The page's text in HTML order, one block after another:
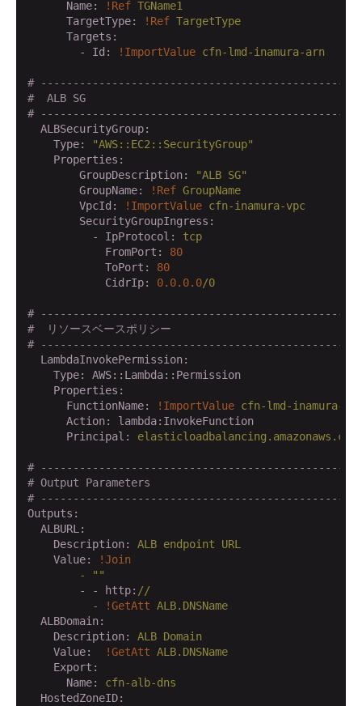
      Name:
!Ref TGName1
      TargetType:
!Ref TargetType
      Targets:
        - Id:
!ImportValue cfn-lmd-inamura-arn
#
#  ALB SG
#
  ALBSecurityGroup:
    Type:
"AWS::EC2::SecurityGroup"
    Properties:
        GroupDescription:
"ALB SG"
        GroupName:
!Ref GroupName
        VpcId:
!ImportValue cfn-inamura-vpc
        SecurityGroupIngress:
          - IpProtocol:
tcp
            FromPort:
80
            ToPort:
80
            CidrIp:
0.0.0.0/0
#
#  リソースベースポリシー
#
  LambdaInvokePermission:
    Type:
AWS::Lambda::Permission
    Properties:
      FunctionName:
!ImportValue cfn-lmd-inamura-
      Action:
lambda:InvokeFunction
      Principal:
elasticloadbalancing.amazonaws.com
#
# Output Parameters
#
Outputs:
  ALBURL:
    Description:
ALB endpoint
URL
    Value:
!Join
        -
""
        - - http:
//
          -
!GetAtt ALB.DNSName
  ALBDomain:
    Description:
ALB Domain
    Value:
!GetAtt ALB.DNSName
    Export:
      Name:
cfn-alb-dns
  HostedZoneID: